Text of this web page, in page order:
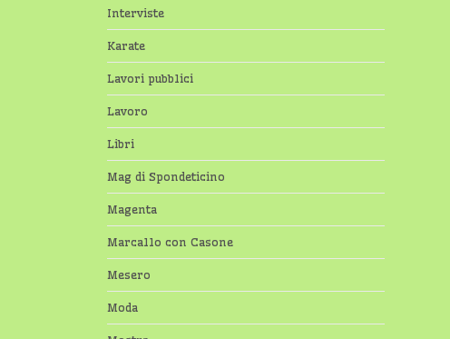
Interviste
Karate
Lavori pubblici
Lavoro
Libri
Mag di Spondeticino
Magenta
Marcallo con Casone
Mesero
Moda